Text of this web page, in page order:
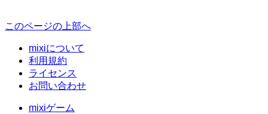
このページの上部へ
mixiについて
利用規約
ライセンス
お問い合わせ
mixiゲーム